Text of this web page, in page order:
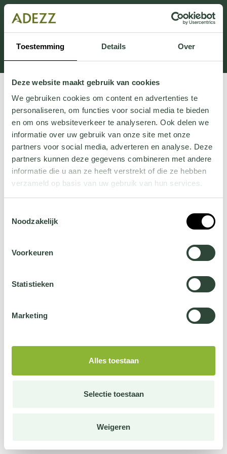
Toestemming Details Over
Deze website maakt gebruik van cookies
We gebruiken cookies om content en advertenties te
personaliseren, om functies voor social media te bieden
en om ons websiteverkeer te analyseren. Ook delen we
informatie over uw gebruik van onze site met onze
partners voor social media, adverteren en analyse. Deze
partners kunnen deze gegevens combineren met andere
informatie die u aan ze heeft verstrekt of die ze hebben
verzameld op basis van uw gebruik van hun services.
jehier.
Noodzakelijk
Voorkeuren
Statistieken
Marketing
Alles toestaan
Selectie toestaan
Weigeren
Ten dział jest obecnie w konserwacji. Jeśli brakuje Ci
informacji.
możesz zadzwonić pod numer +31 413 351 272 lub